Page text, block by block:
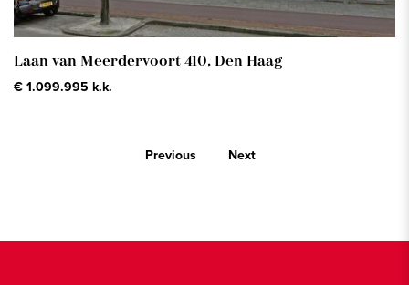
Laan van Meerdervoort 410, Den Haag
€ 1.099.995 k.k.
Previous Next